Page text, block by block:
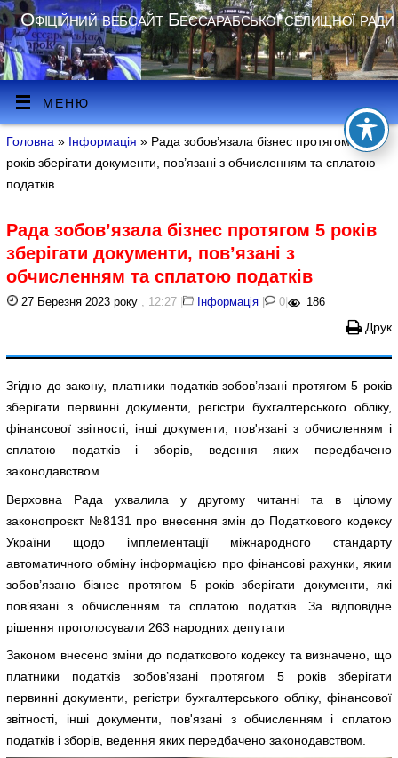
Офіційний вебсайт Бессарабської селищної ради
МЕНЮ
Головна » Інформація » Рада зобов’язала бізнес протягом 5
років зберігати документи, пов’язані з обчисленням та сплатою
податків
Рада зобов’язала бізнес протягом 5 років
зберігати документи, пов’язані з
обчисленням та сплатою податків
27 Березня 2023 року , 12:27 | Інформація | 0 | 186
Друк
Згідно до закону, платники податків зобов’язані протягом 5 років
зберігати первинні документи, регістри бухгалтерського обліку,
фінансової звітності, інші документи, пов'язані з обчисленням і
сплатою податків і зборів, ведення яких передбачено
законодавством.
Верховна Рада ухвалила у другому читанні та в цілому
законопроєкт №8131 про внесення змін до Податкового кодексу
України щодо імплементації міжнародного стандарту
автоматичного обміну інформацією про фінансові рахунки, яким
зобов’язано бізнес протягом 5 років зберігати документи, які
пов’язані з обчисленням та сплатою податків. За відповідне
рішення проголосували 263 народних депутати
Законом внесено зміни до податкового кодексу та визначено, що
платники податків зобов’язані протягом 5 років зберігати
первинні документи, регістри бухгалтерського обліку, фінансової
звітності, інші документи, пов'язані з обчисленням і сплатою
податків і зборів, ведення яких передбачено законодавством.